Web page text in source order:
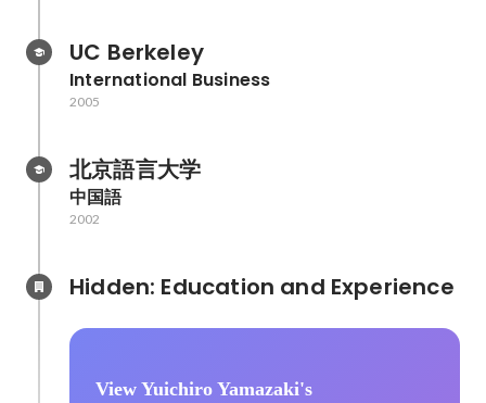
UC Berkeley
International Business
2005
北京語言大学
中国語
2002
View Yuichiro Yamazaki's